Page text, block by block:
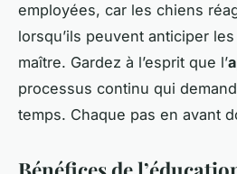
employées, car les chiens
lorsqu’ils peuvent anticiper
maître. Gardez à l’esprit que l’
processus continu qui
temps. Chaque pas en avant